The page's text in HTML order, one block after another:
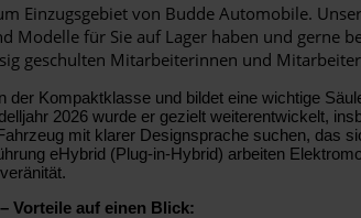
Einzugsgebiet von Budde Automobile.
Modelle für Sie auf Lager haben und
geschulten Mitarbeiterinnen und
der Kompaktklasse und bildet eine wichtige
2026 wurde er gezielt weiterentwickelt,
mit klarer Designsprache suchen, das
eHybrid (Plug-in-Hybrid) arbeiten
Vorteile auf einen Blick: